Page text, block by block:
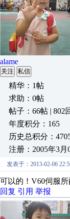
alame
关注 私信
精华：1帖
求助：0帖
帖子：66帖 | 802
年度积分：165
历史总积分：
注册：2005年3月
发表于：2013-02-06
可以的！V60伺服
回复 引用 举报